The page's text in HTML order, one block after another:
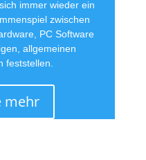
immer wieder ein
zwischen
PC Software
allgemeinen
feststellen.
mehr